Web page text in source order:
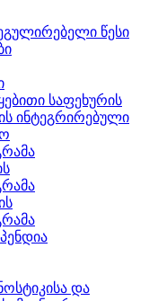
წესი
საფეხურის
ინტეგრირებული
და